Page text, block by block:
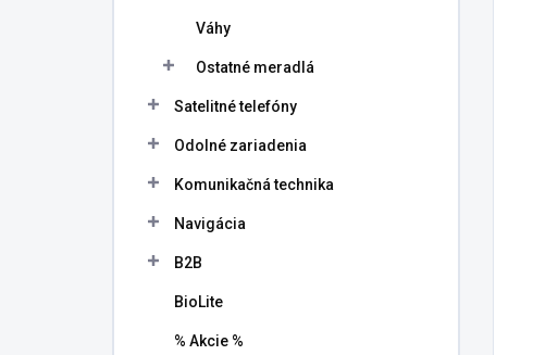
Váhy
Ostatné meradlá
Satelitné telefóny
Odolné zariadenia
Komunikačná technika
Navigácia
B2B
BioLite
% Akcie %